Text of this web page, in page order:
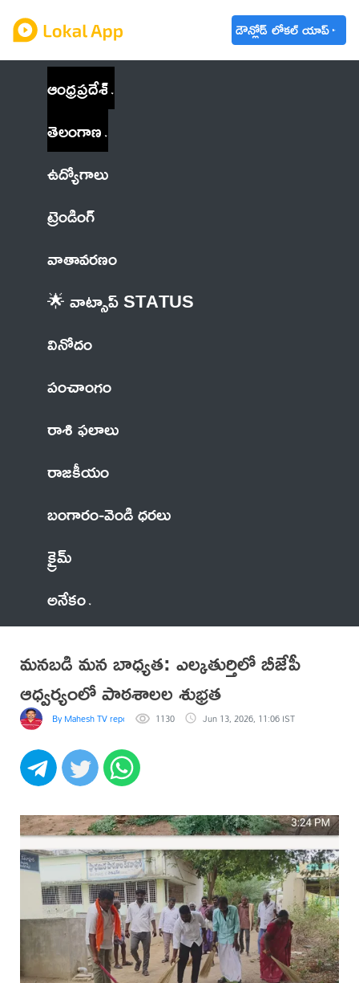
డౌన్లోడ్ లోకల్ యాప్
ఆంధ్రప్రదేశ్
తెలంగాణ
ఉద్యోగాలు
ట్రెండింగ్
వాతావరణం
🌟 వాట్సాప్ STATUS
వినోదం
పంచాంగం
రాశి ఫలాలు
రాజకీయం
బంగారం-వెండి ధరలు
క్రైమ్
అనేకం
మనబడి మన బాధ్యత: ఎల్కతుర్తిలో బీజేపీ
ఆధ్వర్యంలో పాఠశాలల శుభ్రత
By Mahesh TV reporter 1130 Jun 13, 2026, 11:06 IST